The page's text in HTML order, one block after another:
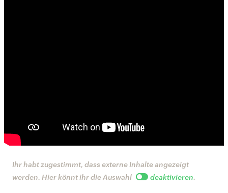
Ihr habt zugestimmt, dass externe Inhalte angezeigt
werden. Hier könnt ihr die Auswahl
deaktivieren.